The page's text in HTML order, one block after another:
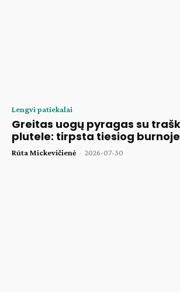
Lengvi patiekalai
Greitas uogų pyragas su
plutele: tirpsta tiesiog burnoje
Rūta Mickevičienė - 2026-07-30